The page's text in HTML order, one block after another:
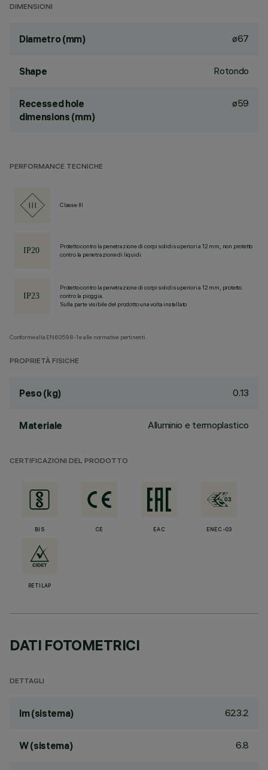
DIMENSIONI
Diametro (mm) ø67
Shape Rotondo
Recessed hole
dimensions (mm)
ø59
PERFORMANCE TECNICHE
Classe III
Protetto contro la penetrazione di corpi solidi superiori a 12 mm, non protetto
contro la penetrazione di liquidi.
Protetto contro la penetrazione di corpi solidi superiori a 12 mm, protetto
contro la pioggia.
Sulla parte visibile del prodotto una volta installato
Conforme alla EN60598-1 e alle normative pertinenti.
PROPRIETÀ FISICHE
Peso (kg) 0.13
Materiale Alluminio e termoplastico
CERTIFICAZIONI DEL PRODOTTO
BIS CE EAC ENEC-03
RETILAP
DATI FOTOMETRICI
DETTAGLI
lm (sistema) 623.2
W (sistema) 6.8